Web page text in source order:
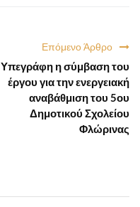
Επόμενο Άρθρο
Υπεγράφη η σύμβαση του
έργου για την ενεργειακή
αναβάθμιση του 5ου
Δημοτικού Σχολείου
Φλώρινας